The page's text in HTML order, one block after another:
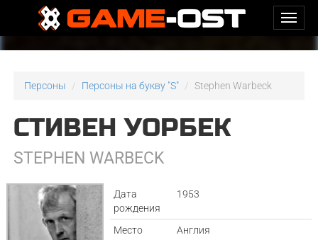
Персоны Персоны на букву "S" Stephen Warbeck
СТИВЕН УОРБЕК
STEPHEN WARBECK
Дата
рождения
1953
Место
Англия